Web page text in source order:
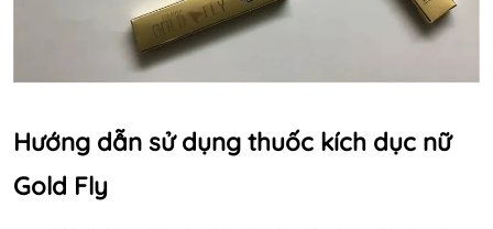
Hướng dẫn sử dụng thuốc kích dục nữ
Gold Fly